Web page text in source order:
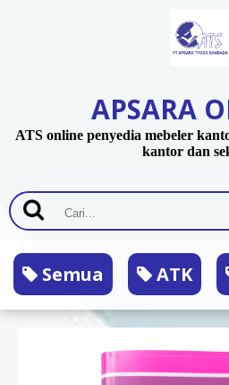
APSARA
ATS online penyedia mebeler
kantor dan
Semua ATK